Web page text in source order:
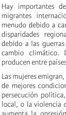
Hay importantes
migrantes
menudo debido a
disparidades
debido a las
cambio climático.
producen entre
Las mujeres
de mejores
persecución
local, o la violencia